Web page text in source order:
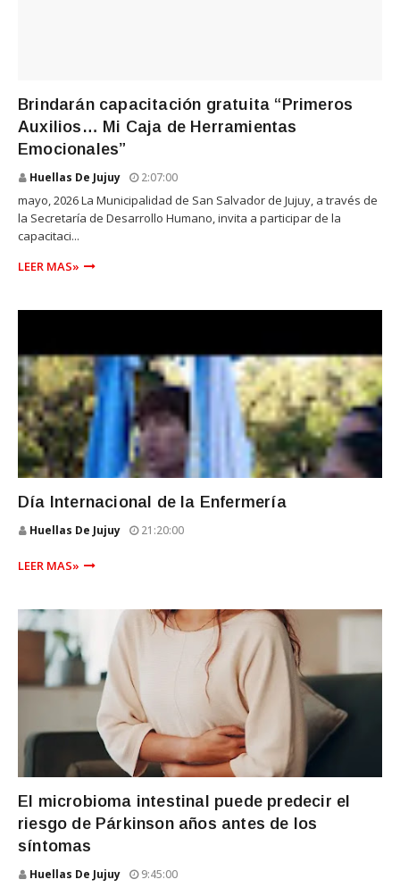
Brindarán capacitación gratuita “Primeros
Auxilios… Mi Caja de Herramientas
Emocionales”
Huellas De Jujuy 2:07:00
mayo, 2026 La Municipalidad de San Salvador de Jujuy, a través de
la Secretaría de Desarrollo Humano, invita a participar de la
capacitaci...
LEER MAS»
Día Internacional de la Enfermería
Huellas De Jujuy 21:20:00
LEER MAS»
El microbioma intestinal puede predecir el
riesgo de Párkinson años antes de los
síntomas
Huellas De Jujuy 9:45:00